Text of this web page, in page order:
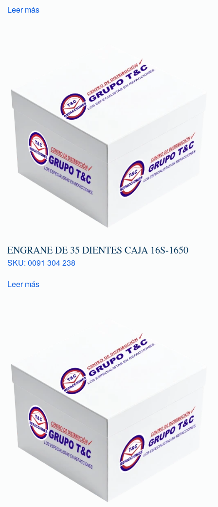
Leer más
ENGRANE DE 35 DIENTES CAJA 16S-1650
SKU: 0091 304 238
Leer más